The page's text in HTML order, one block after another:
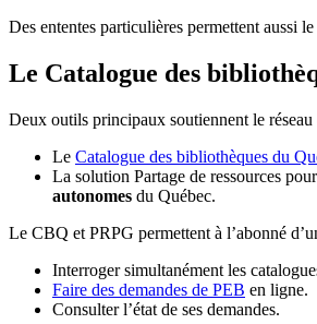
Des ententes particulières permettent aussi
Le Catalogue des
Deux outils principaux soutiennent le
Le Catalogue des bibliothèques du
La solution Partage de ressources
autonomes du Québec.
Le CBQ et PRPG permettent à l’abonné
Interroger simultanément les
Faire des demandes de PEB en ligne.
Consulter l’état de ses demandes.